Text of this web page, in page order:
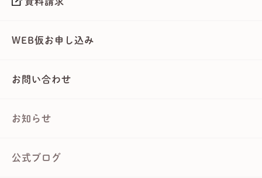
WEB仮お申し込み
お問い合わせ
お知らせ
公式ブログ